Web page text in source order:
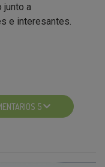
junto a
e interesantes.
habéis hecho
recomendaríais
El nivel de
con notas
y la discreción
5